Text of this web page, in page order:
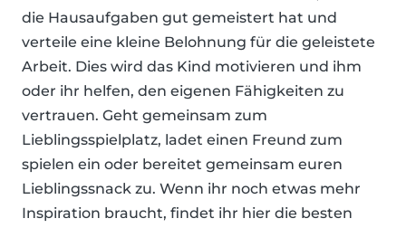
die Hausaufgaben gut gemeistert hat und
verteile eine kleine Belohnung für die geleistete
Arbeit. Dies wird das Kind motivieren und ihm
oder ihr helfen, den eigenen Fähigkeiten zu
vertrauen. Geht gemeinsam zum
Lieblingsspielplatz, ladet einen Freund zum
spielen ein oder bereitet gemeinsam euren
Lieblingssnack zu. Wenn ihr noch etwas mehr
Inspiration braucht, findet ihr hier die besten